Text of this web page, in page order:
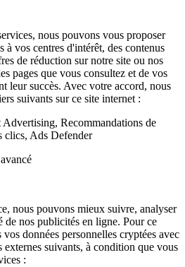
nous pouvons vous proposer
à vos centres d'intérêt, des contenus
de réduction sur notre site ou nos
pages que vous consultez et de vos
leur succès. Avec votre accord, nous
suivants sur ce site internet :
Recommandations de
clics, Ads Defender
nous pouvons mieux suivre, analyser
de nos publicités en ligne. Pour ce
données personnelles cryptées avec
externes suivants, à condition que vous
: